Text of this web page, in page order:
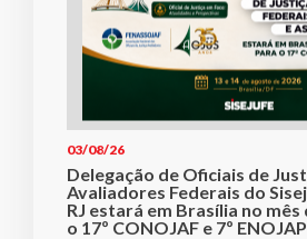
03/08/26
Delegação de Oficiais de
Avaliadores Federais do
RJ estará em Brasília no
o 17º CONOJAF e 7º ENOJAP